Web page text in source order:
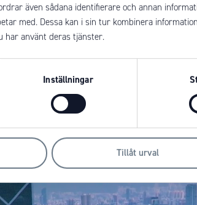
även sådana identifierare och annan
med. Dessa kan i sin tur kombinera
har använt deras tjänster.
Inställningar
Tillåt urval
Stockholm